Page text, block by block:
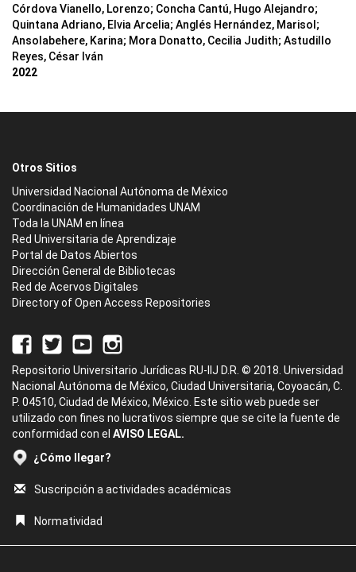
Córdova Vianello, Lorenzo; Concha Cantú, Hugo Alejandro;
Quintana Adriano, Elvia Arcelia; Anglés Hernández, Marisol ;
Ansolabehere, Karina; Mora Donatto, Cecilia Judith; Astudillo
Reyes, César Iván
2022
Otros Sitios
Universidad Nacional Autónoma de México
Coordinación de Humanidades UNAM
Toda la UNAM en línea
Red Universitaria de Aprendizaje
Portal de Datos Abiertos
Dirección General de Bibliotecas
Red de Acervos Digitales
Directory of Open Access Repositories
Repositorio Universitario Jurídicas RU-IIJ D.R. © 2018. Universidad
Nacional Autónoma de México, Ciudad Universitaria, Coyoacán, C.
P. 04510, Ciudad de México, México. Este sitio web puede ser
utilizado con fines no lucrativos siempre que se cite la fuente de
conformidad con el AVISO LEGAL.
¿Cómo llegar?
Suscripción a actividades académicas
Normatividad